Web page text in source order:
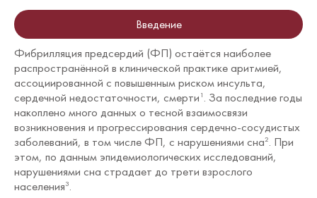
Введение
Фибрилляция предсердий (ФП) остаётся наиболее
распространённой в клинической практике аритмией,
ассоциированной с повышенным риском инсульта,
сердечной недостаточности, смерти 1 . За последние годы
накоплено много данных о тесной взаимосвязи
возникновения и прогрессирования сердечно-сосудистых
заболеваний, в том числе ФП, с нарушениями сна2. При
этом, по данным эпидемиологических исследований,
нарушениями сна страдает до трети взрослого
населения3.